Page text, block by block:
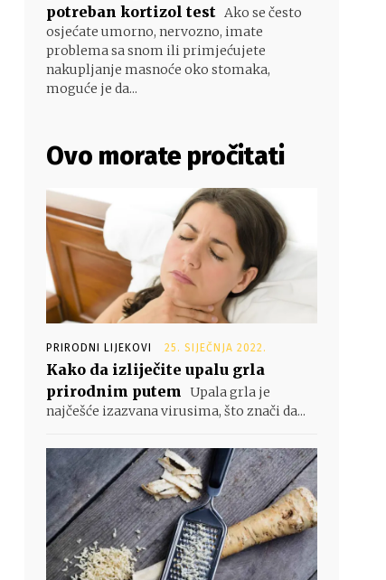
potreban kortizol test Ako se često
osjećate umorno, nervozno, imate
problema sa snom ili primjećujete
nakupljanje masnoće oko stomaka,
moguće je da...
Ovo morate pročitati
PRIRODNI LIJEKOVI 25. SIJEČNJA 2022.
Kako da izliječite upalu grla
prirodnim putem Upala grla je
najčešće izazvana virusima, što znači da...